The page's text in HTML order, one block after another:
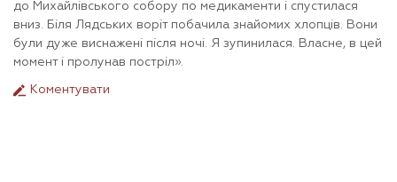
до Михайлівського собору по медикаменти і спустилася
вниз. Біля Лядських воріт побачила знайомих хлопців. Вони
були дуже виснажені після ночі. Я зупинилася. Власне, в цей
момент і пролунав постріл».
Коментувати